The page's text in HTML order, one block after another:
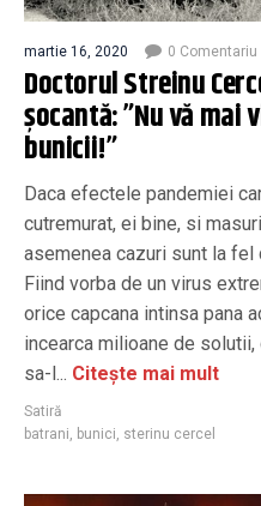
martie 16, 2020 0 Comentariu
Doctorul Streinu
șocantă: ”Nu vă
bunicii!”
Daca efectele pandemiei
cutremurat, ei bine, si
asemenea cazuri sunt la
Fiind vorba de un virus
orice capcana intinsa pana
incearca milioane de
sa-l... Citește mai mult
Satiră
batrani, bunici, sterinu cercel